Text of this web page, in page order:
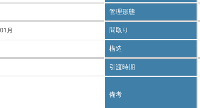
管理形態
月 間取り
構造
引渡時期
備考